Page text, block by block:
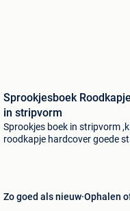
Sprookjesboek
in stripvorm
Sprookjes boek in stripvorm
roodkapje hardcover goede
Zo goed als nieuw Ophalen